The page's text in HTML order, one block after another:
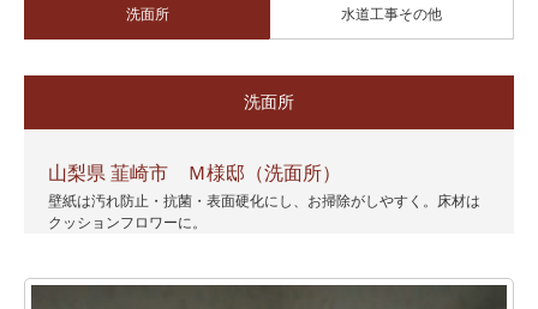
洗面所 水道工事その他
洗面所
山梨県 韮崎市 Ｍ様邸（洗面所）
壁紙は汚れ防止・抗菌・表面硬化にし、お掃除がしやすく。床材は
クッションフロワーに。